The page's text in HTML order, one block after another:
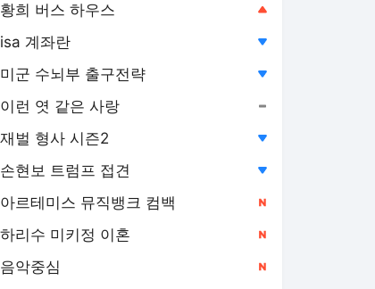
황희 버스 하우스
isa 계좌란
미군 수뇌부 출구전략
이런 엿 같은 사랑
재벌 형사 시즌2
손현보 트럼프 접견
아르테미스 뮤직뱅크 컴백
하리수 미키정 이혼
음악중심